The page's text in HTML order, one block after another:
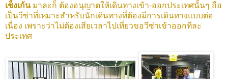
เช็งเก้น มาละก็ ต้องอนุญาตให้เดินทางเข้า-ออกประเทศนั้นๆ ถือ
เป็นวีซ่าที่เหมาะสำหรับนักเดินทางที่ต้องมีการเดินทางแบบต่อ
เนื่อง เพราะว่าไม่ต้องเสียเวลาไปเที่ยวขอวีซ่าเข้าออกทีละ
ประเทศ